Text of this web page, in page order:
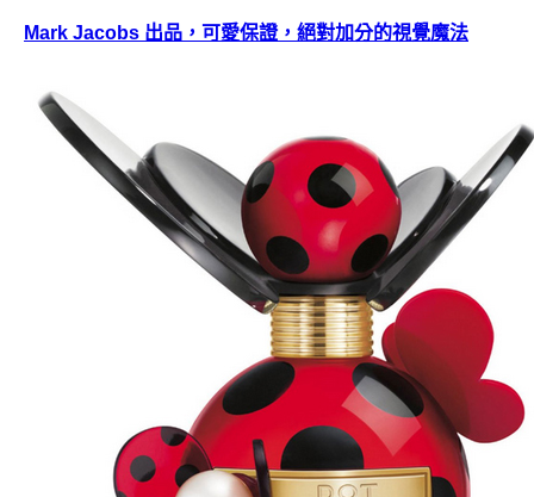
Mark Jacobs 出品，可愛保證，絕對加分的視覺魔法